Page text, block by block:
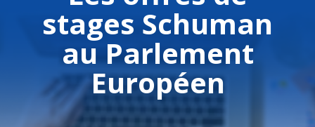
stages Schuman
au Parlement
Européen